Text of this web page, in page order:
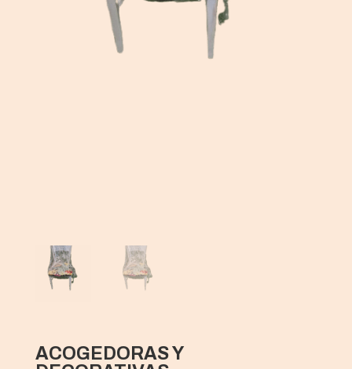
ACOGEDORAS Y